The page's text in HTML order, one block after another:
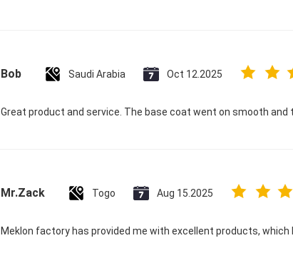
Bob Saudi Arabia Oct 12.2025
Great product and service. The base coat went on smooth and
Mr.Zack Togo Aug 15.2025
Meklon factory has provided me with excellent products, which I